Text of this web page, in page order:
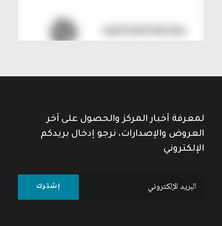
لمعرفة أخبار المركز والحصول على آخر
العروض والإصدارات، نرجو إدخال بريدكم
الإلكتروني